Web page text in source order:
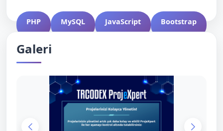
PHP MySQL JavaScript Bootstrap
APIs
Galeri